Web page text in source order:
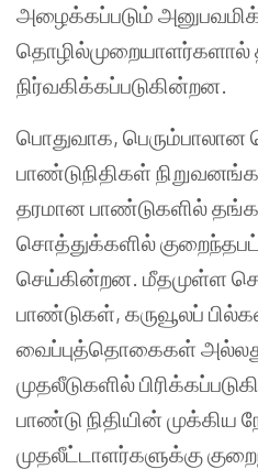
அழைக்கப்படும்
தொழில்முறையாளர்களால்
நிர்வகிக்கப்படுகின்றன.
பொதுவாக, பெரும்பாலான
பாண்டுநிதிகள்
தரமான பாண்டுகளில்
சொத்துக்களில்
செய்கின்றன. மீதமுள்ள
பாண்டுகள், கருவூலப்
வைப்புத்தொகைகள்
முதலீடுகளில்
பாண்டு நிதியின் முக்கிய
முதலீட்டாளர்களுக்கு